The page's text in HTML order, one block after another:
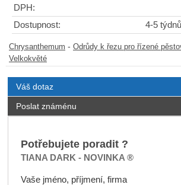
DPH:
Dostupnost:
4-5
Chrysanthemum - Odrůdy k řezu pro řízené
Velkokvěté
Váš dotaz
Poslat známénu
Potřebujete poradit ?
TIANA DARK - NOVINKA ®
Vaše jméno, příjmení, firma